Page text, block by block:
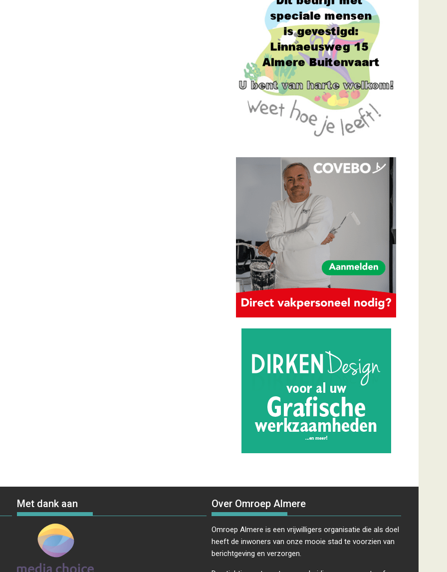
Met dank aan Over Omroep Almere
Omroep Almere is een vrijwilligers organisatie die als doel
heeft de inwoners van onze mooie stad te voorzien van
berichtgeving en verzorgen.